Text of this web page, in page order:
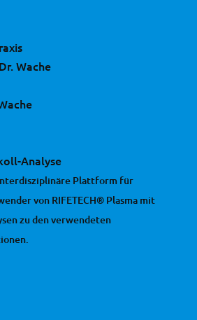
Wache
Analyse
Plattform für
von RIFETECH® Plasma mit
zu den verwendeten